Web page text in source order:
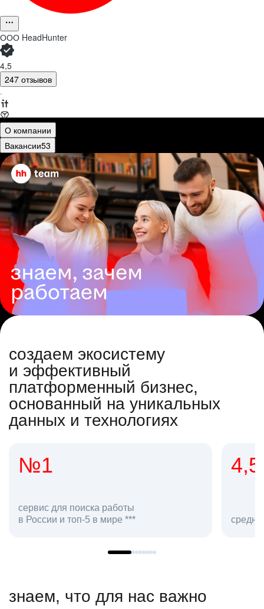
ООО HeadHunter
4,5
247 отзывов
·
О компании
Вакансии53
создаем экосистему
и эффективный
платформенный бизнес,
основанный на уникальных
данных и технологиях
4,5
средняя оценка hh.ru как работодателя **
в
знаем, что для нас важно